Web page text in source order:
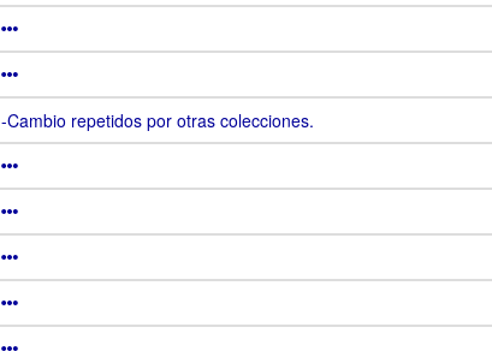
-Cambio repetidos por otras colecciones.